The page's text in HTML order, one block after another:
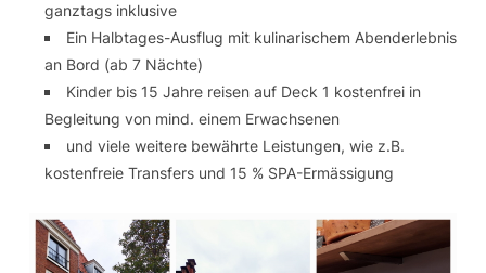
ganztags inklusive
Ein Halbtages-Ausflug mit kulinarischem Abenderlebnis
an Bord (ab 7 Nächte)
Kinder bis 15 Jahre reisen auf Deck 1 kostenfrei in
Begleitung von mind. einem Erwachsenen
und viele weitere bewährte Leistungen, wie z.B.
kostenfreie Transfers und 15 % SPA-Ermässigung